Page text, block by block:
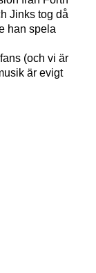
Jinks tog då
han spela
(och vi är
är evigt